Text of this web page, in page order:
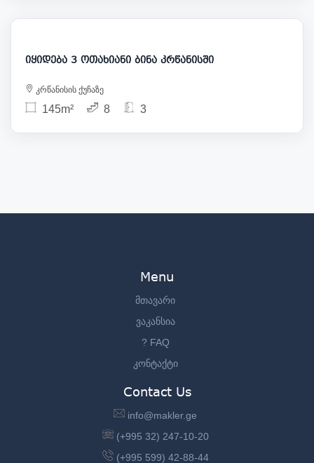
235 000
იყიდება 3 ოთახიანი ბინა კრწანისში
კრწანისის ქუჩაზე
145m² 8 3
Menu
მთავარი
ვაკანსია
? FAQ
კონტაქტი
Contact Us
info@makler.ge
(+995 32) 247-10-20
(+995 599) 42-88-44